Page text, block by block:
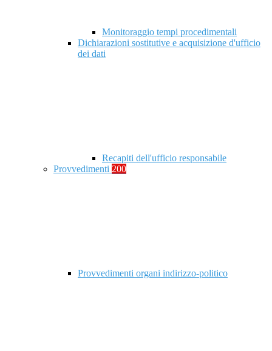
Monitoraggio tempi procedimentali
Dichiarazioni sostitutive e acquisizione d'ufficio
dei dati
Recapiti dell'ufficio responsabile
Provvedimenti 200
Provvedimenti organi indirizzo-politico